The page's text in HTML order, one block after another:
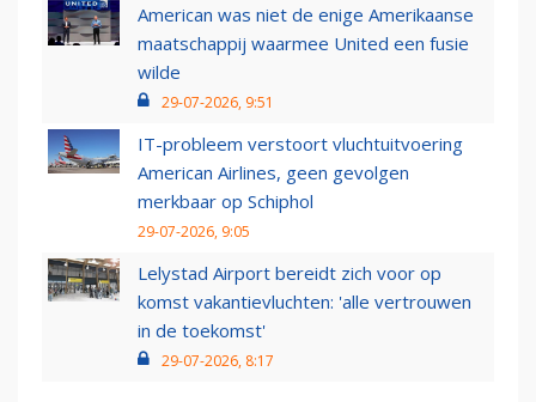
American was niet de enige Amerikaanse
maatschappij waarmee United een fusie
wilde
29-07-2026, 9:51
IT-probleem verstoort vluchtuitvoering
American Airlines, geen gevolgen
merkbaar op Schiphol
29-07-2026, 9:05
Lelystad Airport bereidt zich voor op
komst vakantievluchten: 'alle vertrouwen
in de toekomst'
29-07-2026, 8:17